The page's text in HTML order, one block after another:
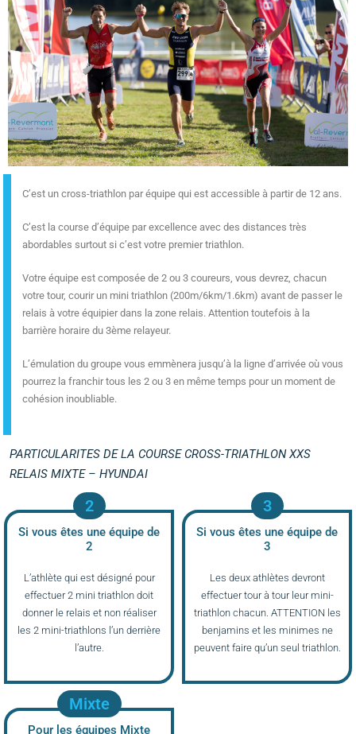
C’est un cross-triathlon par équipe qui est accessible à partir de 12 ans.
C’est la course d’équipe par excellence avec des distances très
abordables surtout si c’est votre premier triathlon.
Votre équipe est composée de 2 ou 3 coureurs, vous devrez, chacun
votre tour, courir un mini triathlon (200m/6km/1.6km) avant de passer le
relais à votre équipier dans la zone relais. Attention toutefois à la
barrière horaire du 3ème relayeur.
L’émulation du groupe vous emmènera jusqu’à la ligne d’arrivée où vous
pourrez la franchir tous les 2 ou 3 en même temps pour un moment de
cohésion inoubliable.
PARTICULARITES DE LA COURSE CROSS-TRIATHLON XXS
RELAIS MIXTE – HYUNDAI
2
Si vous êtes une équipe de
2
L’athlète qui est désigné pour
effectuer 2 mini triathlon doit
donner le relais et non réaliser
les 2 mini-triathlons l’un derrière
l’autre.
3
Si vous êtes une équipe de
3
Les deux athlètes devront
effectuer tour à tour leur mini-
triathlon chacun. ATTENTION les
benjamins et les minimes ne
peuvent faire qu’un seul triathlon.
Mixte
Pour les équipes Mixte